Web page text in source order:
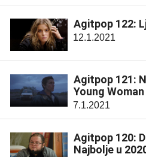
Agitpop 122:
12.1.2021
Agitpop 121:
Young Woman
7.1.2021
Agitpop 120:
Najbolje u